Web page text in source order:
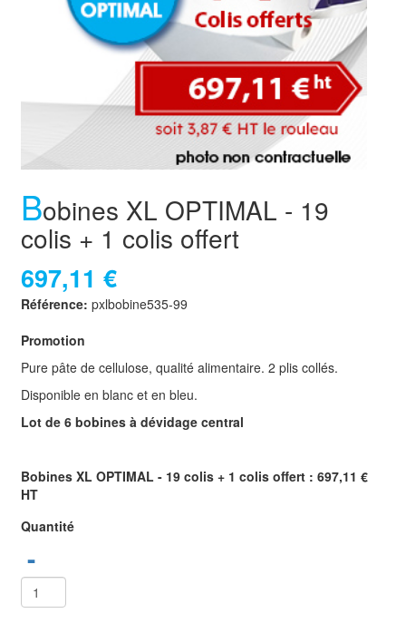
Bobines XL OPTIMAL - 19
colis + 1 colis offert
697,11 €
Référence:pxlbobine535-99
Promotion
Pure pâte de cellulose, qualité alimentaire. 2 plis collés.
Disponible en blanc et en bleu.
Lot de 6 bobines à dévidage central
Bobines XL OPTIMAL - 19 colis + 1 colis offert : 697,11 €
HT
Quantité
-